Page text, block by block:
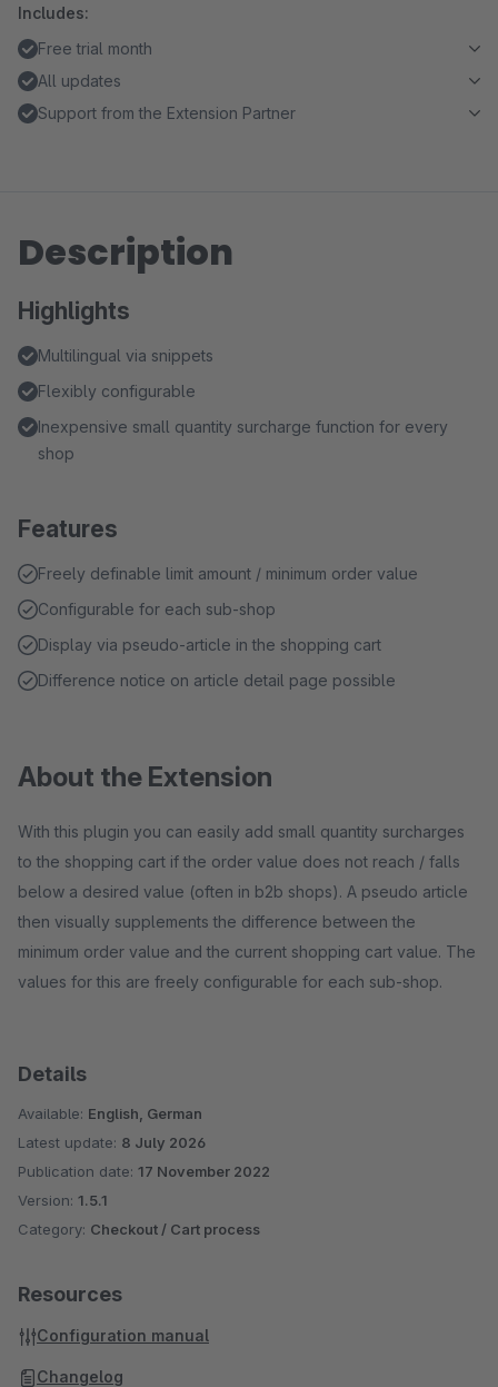
Includes:
Free trial month
All updates
Support from the Extension Partner
Description
Highlights
Multilingual via snippets
Flexibly configurable
Inexpensive small quantity surcharge function for every
shop
Features
Freely definable limit amount / minimum order value
Configurable for each sub-shop
Display via pseudo-article in the shopping cart
Difference notice on article detail page possible
About the Extension
With this plugin you can easily add small quantity surcharges
to the shopping cart if the order value does not reach / falls
below a desired value (often in b2b shops). A pseudo article
then visually supplements the difference between the
minimum order value and the current shopping cart value. The
values ​​for this are freely configurable for each sub-shop.
Details
Available: English, German
Latest update: 8 July 2026
Publication date: 17 November 2022
Version: 1.5.1
Category: Checkout / Cart process
Resources
Configuration manual
Changelog